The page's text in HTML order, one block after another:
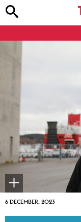
6 DECEMBER, 2023